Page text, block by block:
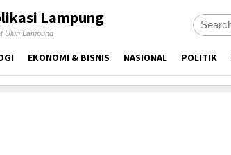
Lampung
Ulun Lampung
EKONOMI & BISNIS NASIONAL POLITIK